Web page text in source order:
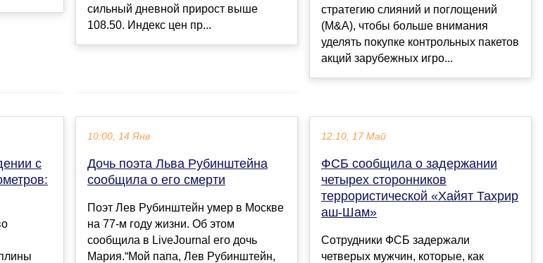
сильный дневной прирост выше
108.50. Индекс цен пр...
стратегию слияний и поглощений
(M&A), чтобы больше внимания
уделять покупке контрольных пакетов
акций зарубежных игро...
с
10:00, 14 Янв
Дочь поэта Льва Рубинштейна
сообщила о его смерти
Поэт Лев Рубинштейн умер в Москве
на 77-м году жизни. Об этом
сообщила в LiveJournal его дочь
Мария.“Мой папа, Лев Рубинштейн,
12:10, 17 Май
ФСБ сообщила о задержании
четырех сторонников
террористической «Хайят Тахрир
аш-Шам»
Сотрудники ФСБ задержали
четверых мужчин, которые, как